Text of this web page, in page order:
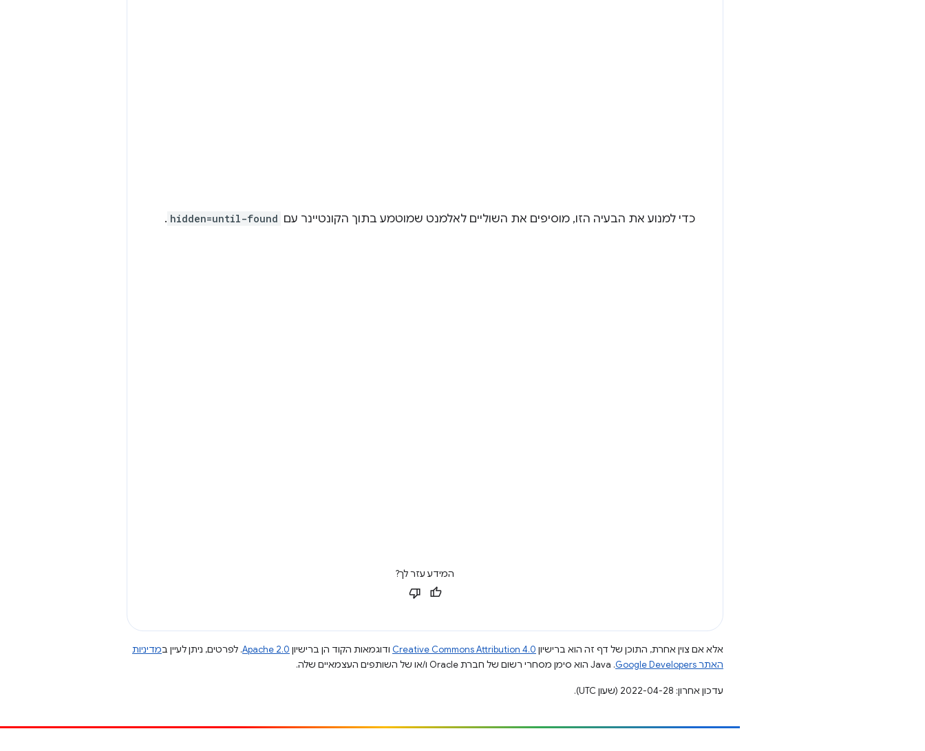
כדי למנוע את הבעיה הזו, מוסיפים את השוליים לאלמנט שמוטמע בתוך הקונטיינר עם hidden=until-found
.
המידע עזר לך?
אלא אם צוין אחרת, התוכן של דף זה הוא ברישיון Creative Commons Attribution 4.0 ודוגמאות הקוד הן ברישיון Apache 2.0. לפרטים, ניתן לעיין במדיניות
האתר Google Developers‏
.‏ Java הוא סימן מסחרי רשום של חברת Oracle ו/או של השותפים העצמאיים שלה.
עדכון אחרון: 2022-04-28 (שעון UTC).